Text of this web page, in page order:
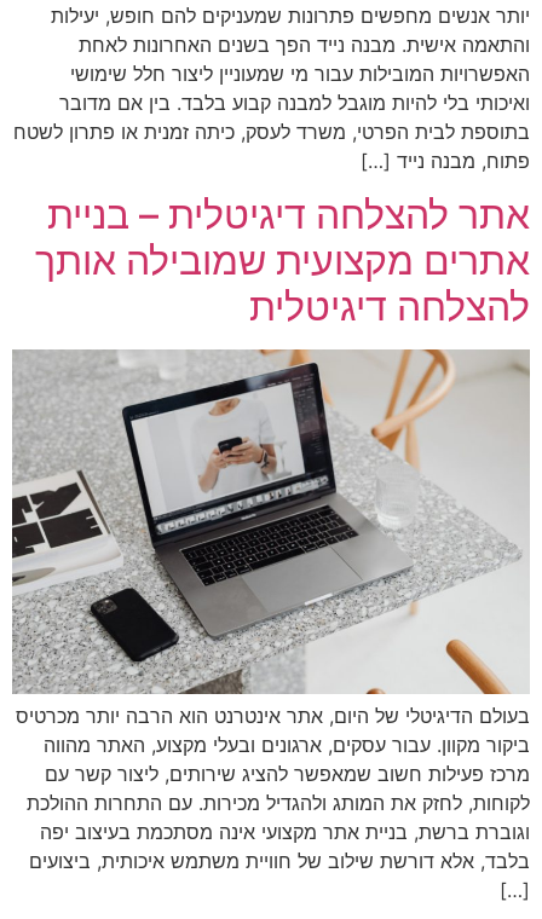
יותר אנשים מחפשים פתרונות שמעניקים להם חופש, יעילות
והתאמה אישית. מבנה נייד הפך בשנים האחרונות לאחת
האפשרויות המובילות עבור מי שמעוניין ליצור חלל שימושי
ואיכותי בלי להיות מוגבל למבנה קבוע בלבד. בין אם מדובר
בתוספת לבית הפרטי, משרד לעסק, כיתה זמנית או פתרון לשטח
פתוח, מבנה נייד […]
אתר להצלחה דיגיטלית – בניית
אתרים מקצועית שמובילה אותך
להצלחה דיגיטלית
בעולם הדיגיטלי של היום, אתר אינטרנט הוא הרבה יותר מכרטיס
ביקור מקוון. עבור עסקים, ארגונים ובעלי מקצוע, האתר מהווה
מרכז פעילות חשוב שמאפשר להציג שירותים, ליצור קשר עם
לקוחות, לחזק את המותג ולהגדיל מכירות. עם התחרות ההולכת
וגוברת ברשת, בניית אתר מקצועי אינה מסתכמת בעיצוב יפה
בלבד, אלא דורשת שילוב של חוויית משתמש איכותית, ביצועים
[…]